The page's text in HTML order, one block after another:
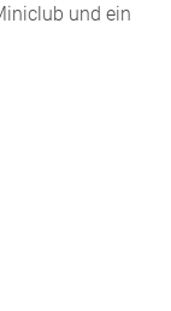
und ein